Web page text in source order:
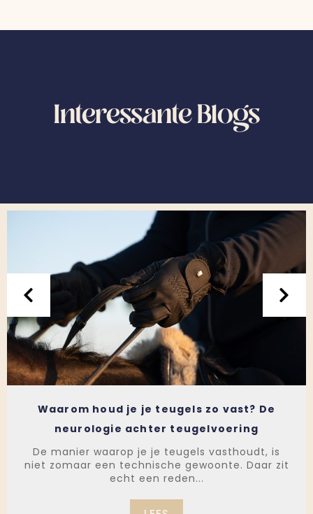
Interessante Blogs
Waarom houd je je teugels zo vast? De
neurologie achter teugelvoering
De manier waarop je je teugels vasthoudt, is
niet zomaar een technische gewoonte. Daar zit
echt een reden...